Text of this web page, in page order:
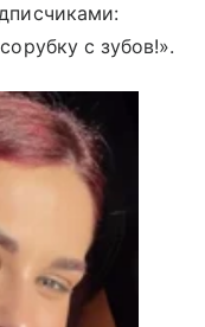
с зубов!».